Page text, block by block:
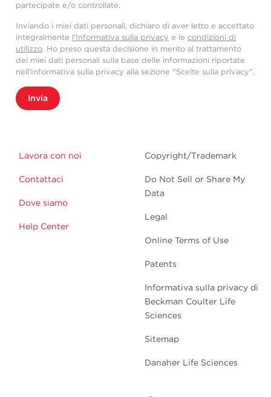
partecipate e/o controllate.
Inviando i miei dati personali, dichiaro di aver letto e accettato
integralmente l'Informativa sulla privacy e le condizioni di
utilizzo. Ho preso questa decisione in merito al trattamento
dei miei dati personali sulla base delle informazioni riportate
nell'Informativa sulla privacy alla sezione "Scelte sulla privacy".
Invia
Lavora con noi
Contattaci
Dove siamo
Help Center
Copyright/Trademark
Do Not Sell or Share My
Data
Legal
Online Terms of Use
Patents
Informativa sulla privacy di
Beckman Coulter Life
Sciences
Sitemap
Danaher Life Sciences